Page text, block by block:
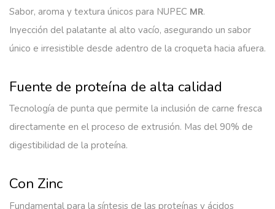
Sabor, aroma y textura únicos para NUPEC MR.
Inyección del palatante al alto vacío, asegurando un sabor
único e irresistible desde adentro de la croqueta hacia afuera.
Fuente de proteína de alta calidad
Tecnología de punta que permite la inclusión de carne fresca
directamente en el proceso de extrusión. Mas del 90% de
digestibilidad de la proteína.
Con Zinc
Fundamental para la síntesis de las proteínas y ácidos